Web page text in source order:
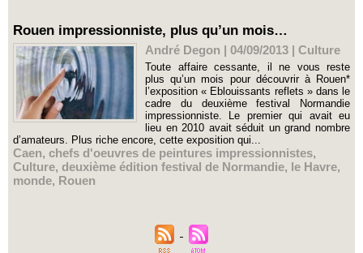
Rouen impressionniste, plus qu’un mois…
André Degon | 04/09/2013 | Culture
Toute affaire cessante, il ne vous reste
plus qu’un mois pour découvrir à Rouen*
l’exposition « Eblouissants reflets » dans le
cadre du deuxième festival Normandie
impressionniste. Le premier qui avait eu
lieu en 2010 avait séduit un grand nombre
d’amateurs. Plus riche encore, cette exposition qui...
Caen, chefs d'oeuvres de peintures impressionnistes,
Culture, deuxième édition festival de Normandie, le Havre,
monde, Rouen